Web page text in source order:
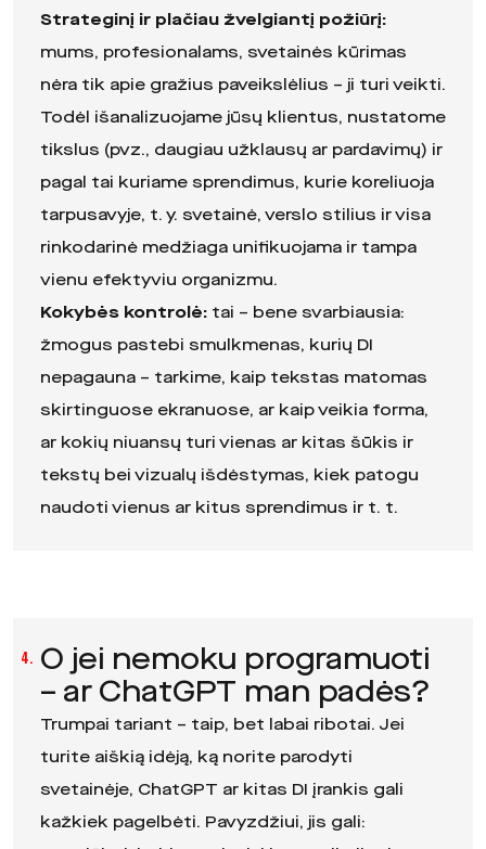
Strateginį ir plačiau žvelgiantį požiūrį:
mums, profesionalams, svetainės kūrimas
nėra tik apie gražius paveikslėlius – ji turi veikti.
Todėl išanalizuojame jūsų klientus, nustatome
tikslus (pvz., daugiau užklausų ar pardavimų) ir
pagal tai kuriame sprendimus, kurie koreliuoja
tarpusavyje, t. y. svetainė, verslo stilius ir visa
rinkodarinė medžiaga unifikuojama ir tampa
vienu efektyviu organizmu.
Kokybės kontrolė:tai – bene svarbiausia:
žmogus pastebi smulkmenas, kurių DI
nepagauna – tarkime, kaip tekstas matomas
skirtinguose ekranuose, ar kaip veikia forma,
ar kokių niuansų turi vienas ar kitas šūkis ir
tekstų bei vizualų išdėstymas, kiek patogu
naudoti vienus ar kitus sprendimus ir t. t.
4. O jei nemoku programuoti
– ar ChatGPT man padės?
Trumpai tariant – taip, bet labai ribotai. Jei
turite aiškią idėją, ką norite parodyti
svetainėje, ChatGPT ar kitas DI įrankis gali
kažkiek pagelbėti. Pavyzdžiui, jis gali: